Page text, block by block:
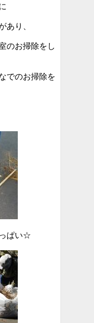
あり、
のお掃除をし
でのお掃除を
ぱい☆